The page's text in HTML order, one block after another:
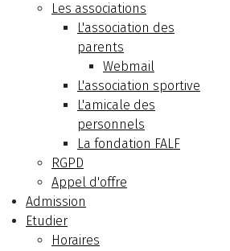
Les associations
L'association des
parents
Webmail
L'association sportive
L'amicale des
personnels
La fondation FALF
RGPD
Appel d'offre
Admission
Etudier
Horaires